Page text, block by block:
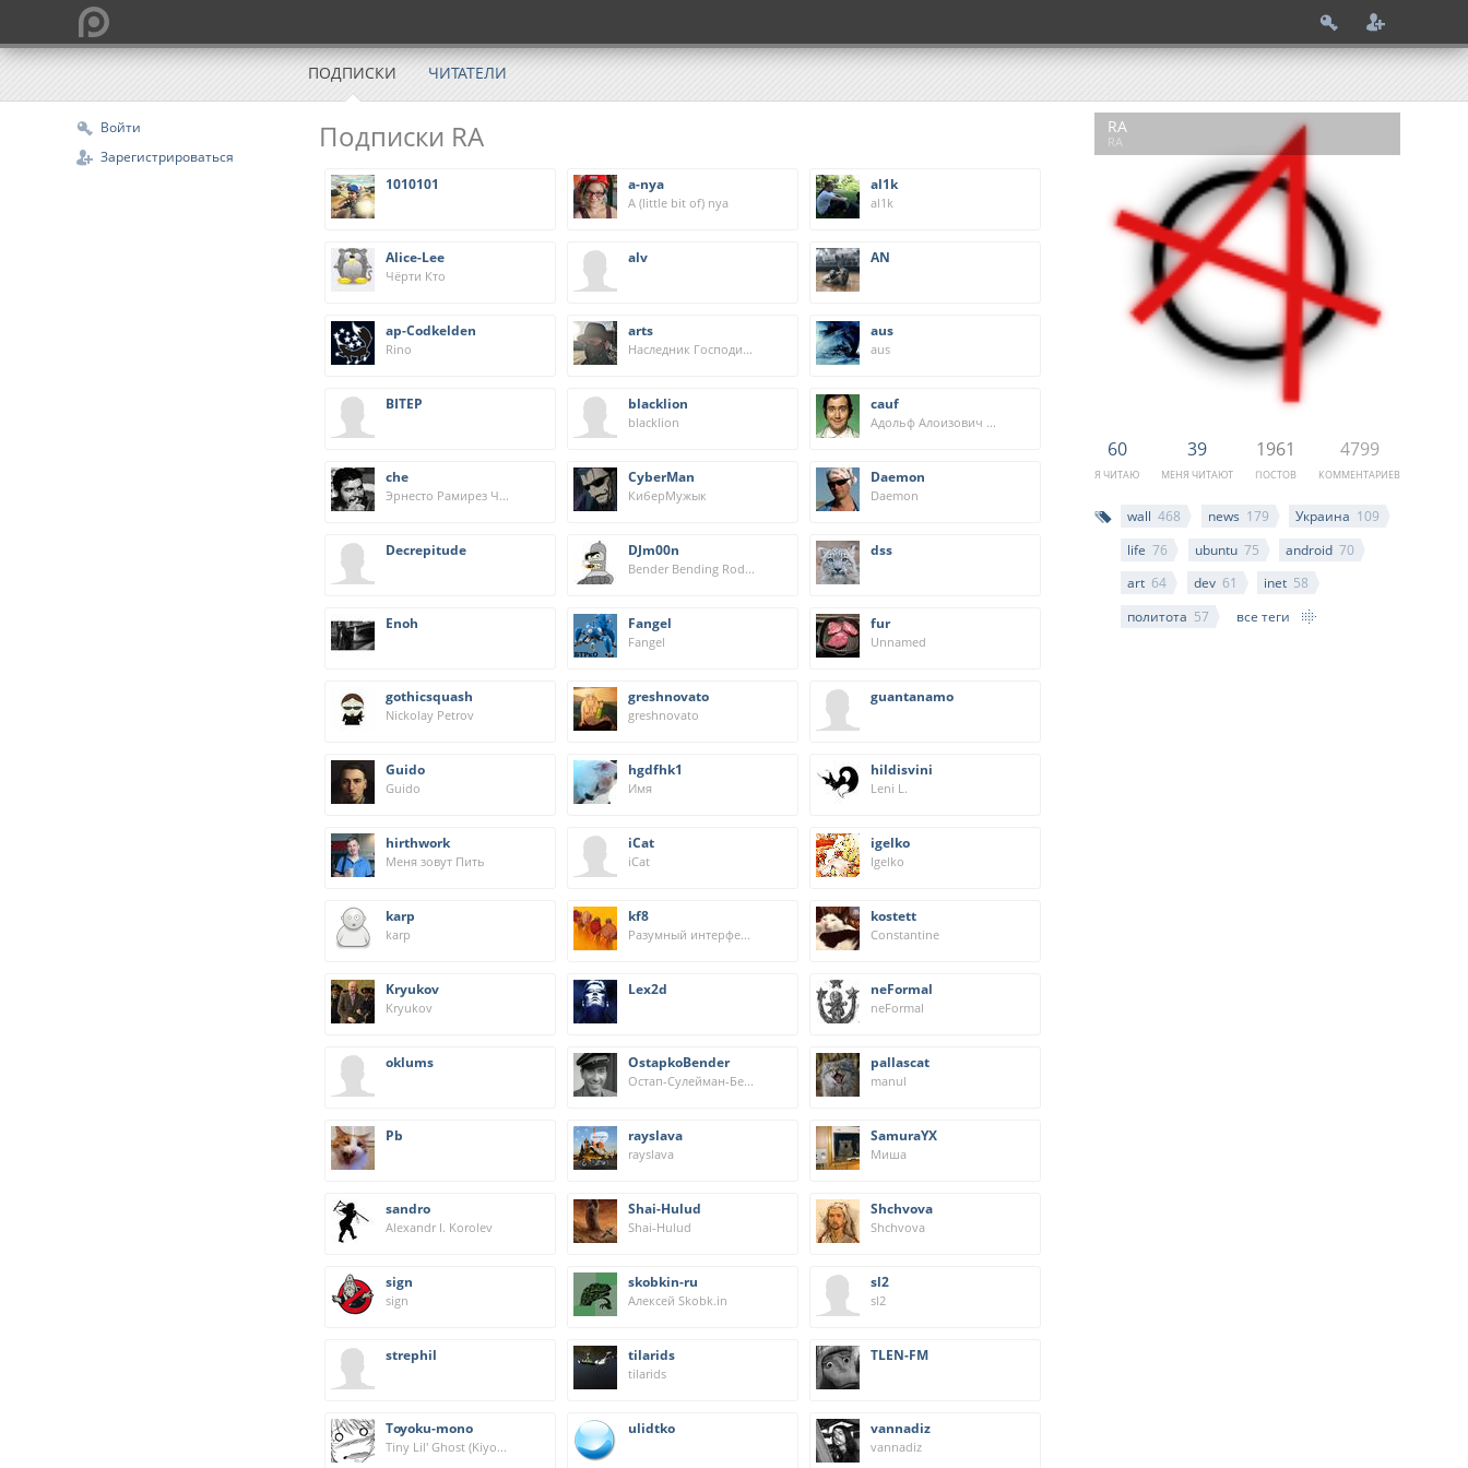
ПОДПИСКИ ЧИТАТЕЛИ
Войти
Зарегистрироваться
RA
RA
60
Я ЧИТАЮ
39
МЕНЯ ЧИТАЮТ
1961
ПОСТОВ
4799
КОММЕНТАРИЕВ
wall 468 news 179 Украина 109
life 76 ubuntu 75 android 70
art 64 dev 61 inet 58
политота 57 все теги
Подписки RA
1010101 a-nya
A (little bit of) nya
al1k
al1k
Alice-Lee
Чёрти Кто
alv AN
ap-Codkelden
Rino
arts
Наследник Господина Маршала Сажина
aus
aus
BITEP blacklion
blacklion
cauf
Адольф Алоизович Кауфман
che
Эрнесто Рамирез Че Гевара
CyberMan
КиберМужык
Daemon
Daemon
Decrepitude DJm00n
Bender Bending Rodríguez
dss
Enoh Fangel
Fangel
fur
Unnamed
gothicsquash
Nickolay Petrov
greshnovato
greshnovato
guantanamo
Guido
Guido
hgdfhk1
Имя
hildisvini
Leni L.
hirthwork
Меня зовут Пить
iCat
iCat
igelko
Igelko
karp
karp
kf8
Разумный интерфейс к Википедии
kostett
Constantine
Kryukov
Kryukov
Lex2d neFormal
neFormal
oklums OstapkoBender
Остап-Сулейман-Берта-Мария-Бендер-бей
pallascat
manul
Pb rayslava
rayslava
SamuraYX
Миша
sandro
Alexandr I. Korolev
Shai-Hulud
Shai-Hulud
Shchvova
Shchvova
sign
sign
skobkin-ru
Алексей Skobk.in
sl2
sl2
strephil tilarids
tilarids
TLEN-FM
Toyoku-mono
Tiny Lil' Ghost (Kiyomi Kurono)
ulidtko vannadiz
vannadiz